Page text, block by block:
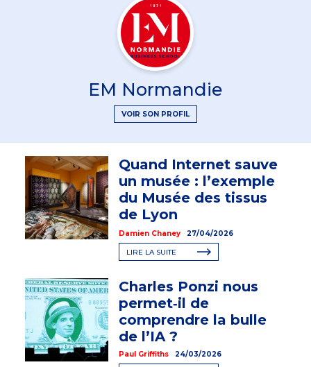
EM Normandie
VOIR SON PROFIL
Quand Internet sauve
un musée : l’exemple
du Musée des tissus
de Lyon
Damien Chaney 27/04/2026
LIRE LA SUITE
Charles Ponzi nous
permet‑il de
comprendre la bulle
de l’IA ?
Paul Griffiths 24/03/2026